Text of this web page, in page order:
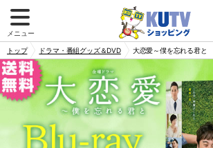
メニュー
トップ ドラマ・番組グッズ＆DVD 大恋愛～僕を忘れる君と